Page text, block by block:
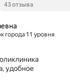
Положительных
43 отзыва
города 11 уровня
удобное